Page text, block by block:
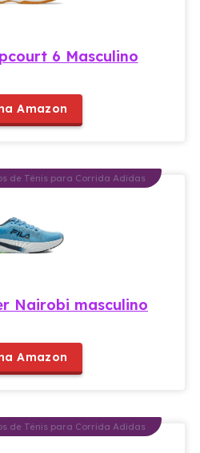
6 Masculino
Amazon
de Tênis para Corrida Adidas
Nairobi masculino
Amazon
de Tênis para Corrida Adidas